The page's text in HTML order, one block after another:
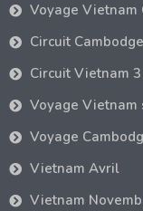
Voyage Vietnam
Circuit
Circuit Vietnam
Voyage Vietnam
Voyage
Vietnam Avril
Vietnam